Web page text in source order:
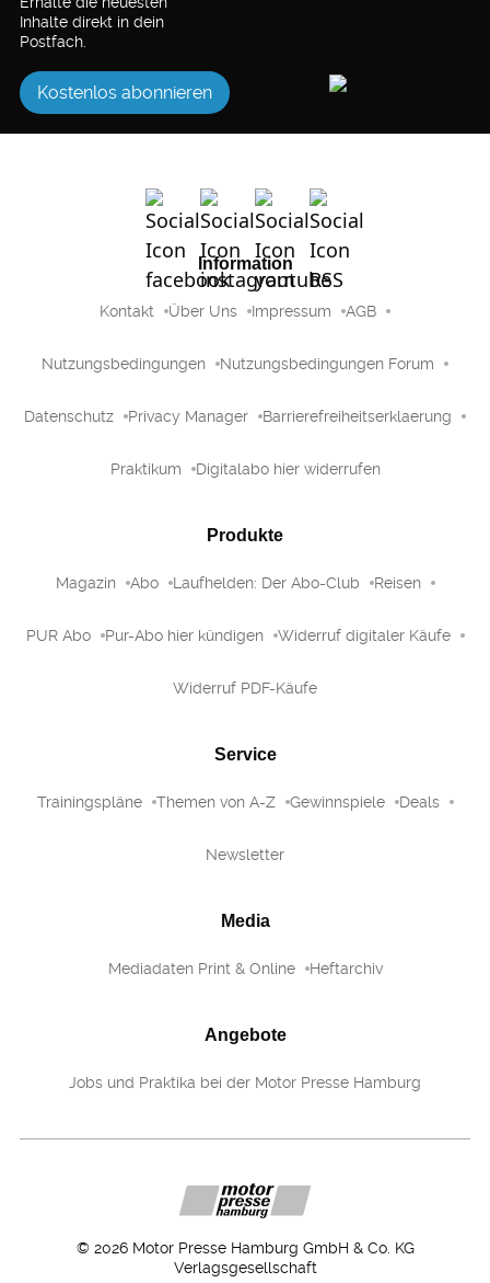
Inhalte direkt in dein
Postfach.
Kostenlos abonnieren
Information
Kontakt Über Uns Impressum AGB
Nutzungsbedingungen Nutzungsbedingungen Forum
Datenschutz Privacy Manager Barrierefreiheitserklaerung
Praktikum Digitalabo hier widerrufen
Produkte
Magazin Abo Laufhelden: Der Abo-Club Reisen
PUR Abo Pur-Abo hier kündigen Widerruf digitaler Käufe
Widerruf PDF-Käufe
Service
Trainingspläne Themen von A-Z Gewinnspiele Deals
Newsletter
Media
Mediadaten Print & Online Heftarchiv
Angebote
Jobs und Praktika bei der Motor Presse Hamburg
© 2026 Motor Presse Hamburg GmbH & Co. KG
Verlagsgesellschaft